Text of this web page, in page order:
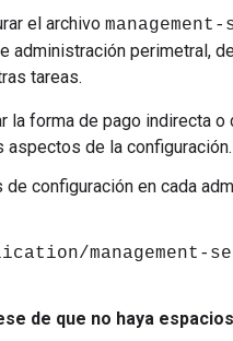
el archivo
administración perimetral,
tareas.
la forma de pago indirecta
de la
configuración en cada
management-
de que no haya